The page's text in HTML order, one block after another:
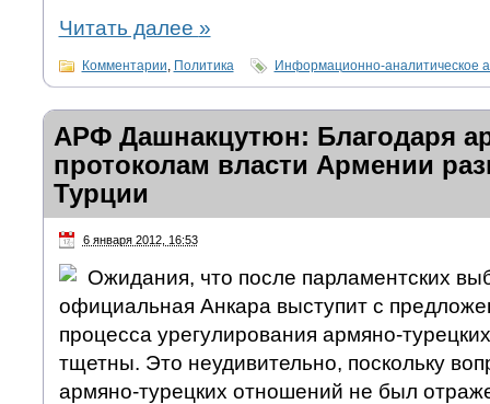
Читать далее »
Комментарии, Политика Информационно-аналитическое
АРФ Дашнакцутюн: Благодаря
протоколам власти Армении
Турции
6 января 2012, 16:53
Ожидания, что после парламентских
официальная Анкара выступит с
процесса урегулирования армяно-
тщетны. Это неудивительно, поскольку
армяно-турецких отношений не был